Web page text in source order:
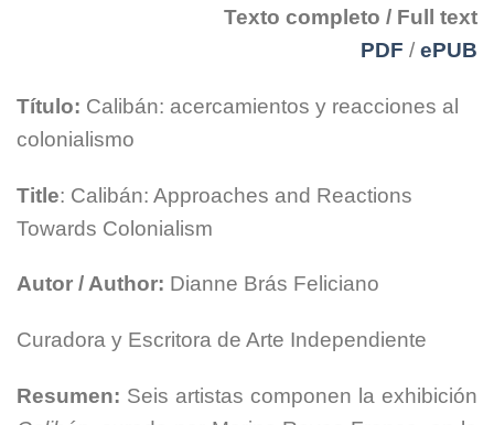
Texto completo / Full text
PDF / ePUB
Título: Calibán: acercamientos y reacciones al
colonialismo
Title: Calibán: Approaches and Reactions
Towards Colonialism
Autor / Author: Dianne Brás Feliciano
Curadora y Escritora de Arte Independiente
Resumen: Seis artistas componen la exhibición